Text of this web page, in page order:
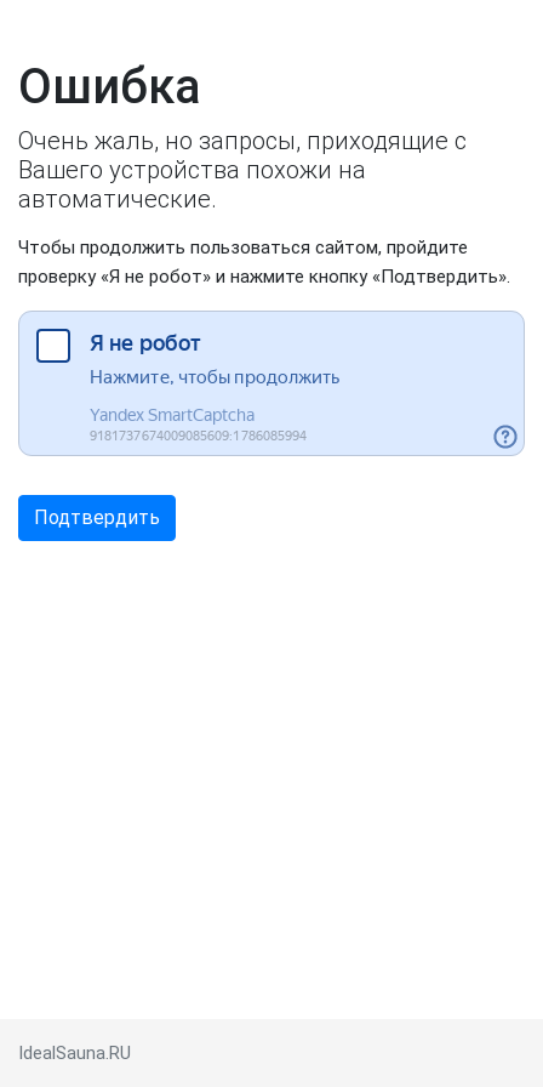
Ошибка
Очень жаль, но запросы, приходящие с
Вашего устройства похожи на
автоматические.
Чтобы продолжить пользоваться сайтом, пройдите
проверку «Я не робот» и нажмите кнопку «Подтвердить».
IdealSauna.RU